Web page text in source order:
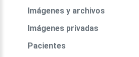
Imágenes y archivos
Imágenes privadas
Pacientes